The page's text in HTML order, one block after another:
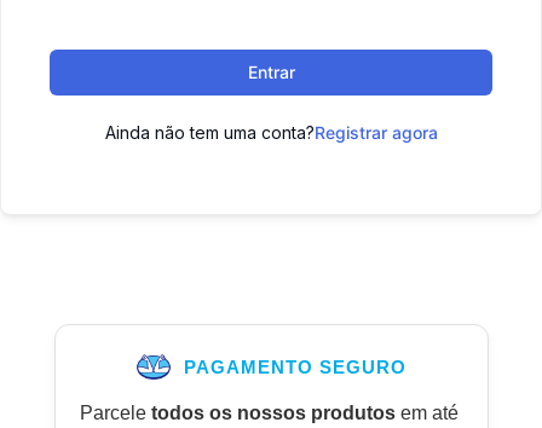
Entrar
Ainda não tem uma conta?Registrar agora
PAGAMENTO SEGURO
Parcele todos os nossos produtosem até